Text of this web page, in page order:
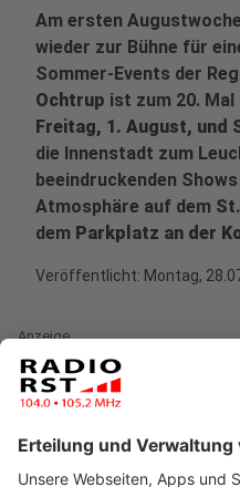
Am ersten
wieder zur Bühne für
Sommer-Events der
Ochtrup ist zum 20.
Freitag, 1. August, und
die Innenstadt zum
beeindruckenden
Atmosphäre auf dem
dem Parkplatz an der
Veröffentlicht: Montag,
Anzeige
Anzeige